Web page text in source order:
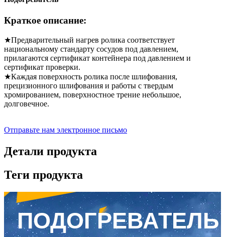
Краткое описание:
★Предварительный нагрев ролика соответствует
национальному стандарту сосудов под давлением,
прилагаются сертификат контейнера под давлением и
сертификат проверки.
★Каждая поверхность ролика после шлифования,
прецизионного шлифования и работы с твердым
хромированием, поверхностное трение небольшое,
долговечное.
Отправьте нам электронное письмо
Детали продукта
Теги продукта
ПОДОГРЕВАТЕЛЬ